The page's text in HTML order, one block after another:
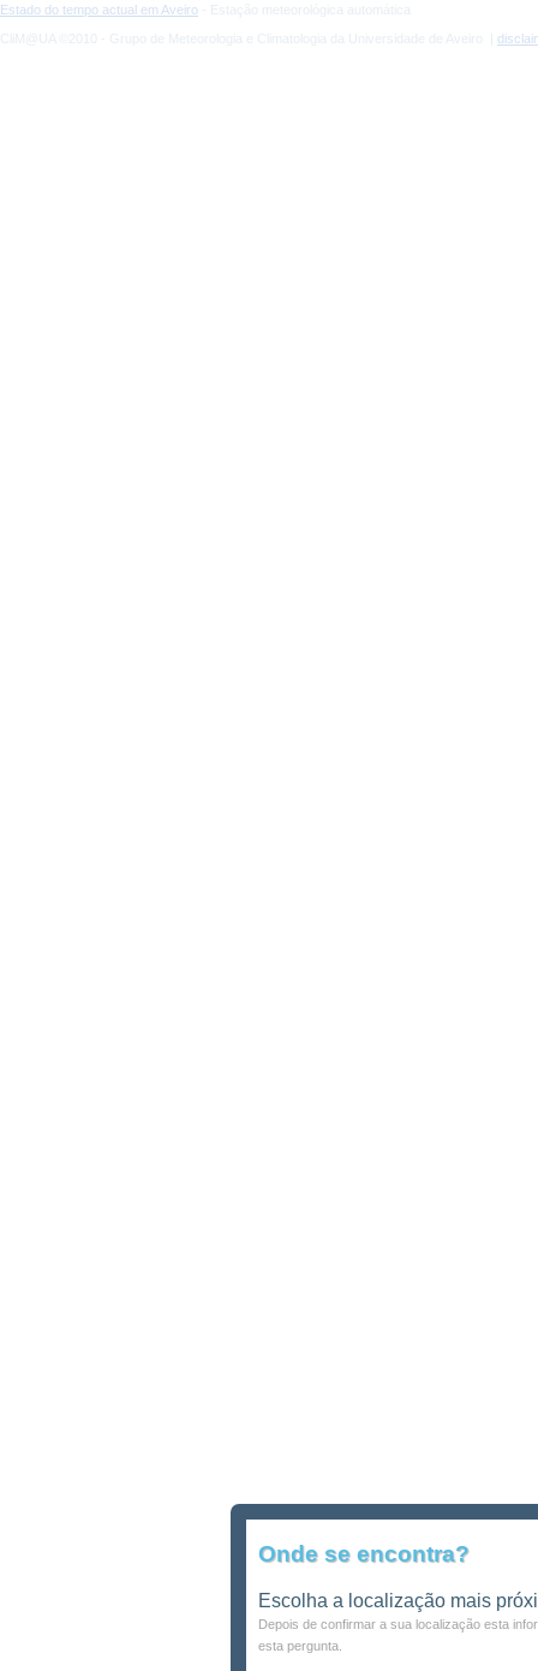
Estado do tempo actual em Aveiro - Estação meteorológica automática
CliM@UA ©2010 - Grupo de Meteorologia e Climatologia da Universidade de Aveiro |
Onde se encontra?
Escolha a localização mais
Depois de confirmar a sua localização esta
esta pergunta.